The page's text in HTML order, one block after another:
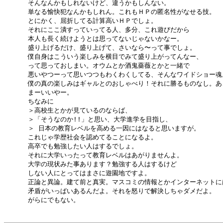
      そんなんかもしれないけど、違うかもしんない。
      単なる愉快犯なんかもしれん。これもＨＰの匿名性がなせる技。
      とにかく、屈折してる計算高いＨＰでしょ。
      それにここ潰すっていってる人、多分、これ遊びだから
      本人も長く続けようとは思ってないじゃないかなー。
      盛り上げるだけ、盛り上げて、さいなら〜って事でしょ。
      僕自身はこういう楽しみを横目でみて盛り上がってんなー、
      って思っておしまい。オウムとか酒鬼薔薇とかと一緒で
悪いやつーって思いつつもわくわくしてる、そんなワイドショー魂
僕の真の楽しみはギャルとのおしゃべり！それに勝るものなし。あ
      まーいいやー。
      ちなみに
      ＞高校生とかが見ているのならば、
      ＞「そうなのか!!」と思い、大学進学を目指し、
      ＞ 日本の教育レベルを高める一因にはなると思いますが。
      これじゃ学歴社会を認めてることになるよ。
      高卒でも勉強したい人はするでしょ。
      それに大学いったって教育レベルはあがりませんよ。
      大学の現状みた事あります？勉強する人はするけど
      しない人にとってはまさに遊園地ですよ。
正論と異論。建て前と真実。マスコミの情報とかインターネットに
      矛盾がいっぱいあるんだよ。それを怒りで解決しちゃダメだよ。
      がらにでもない。